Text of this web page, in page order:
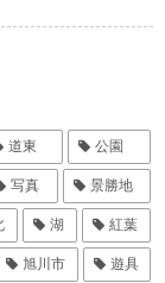
道東 公園
写真 景勝地
湖 紅葉
旭川市 遊具